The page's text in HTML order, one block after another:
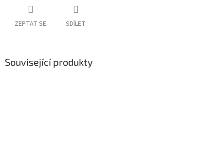
ZEPTAT SE SDÍLET
Související produkty